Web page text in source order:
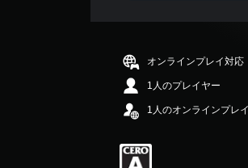
評
は
5
段
中
4
オンラインプレイ対応
1人のプレイヤー
1人のオンラインプレ